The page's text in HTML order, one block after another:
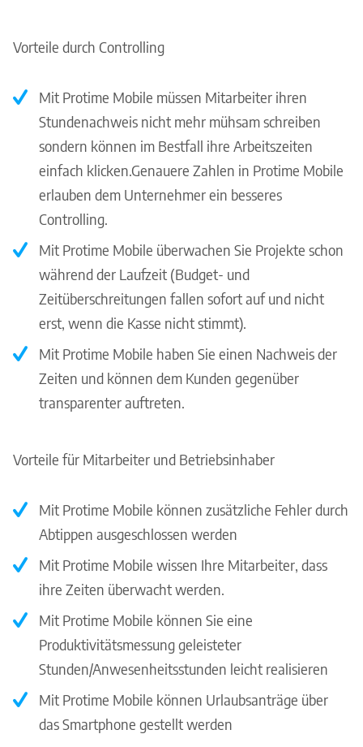
Vorteile durch Controlling
Mit Protime Mobile müssen Mitarbeiter ihren
Stundenachweis nicht mehr mühsam schreiben
sondern können im Bestfall ihre Arbeitszeiten
einfach klicken.Genauere Zahlen in Protime Mobile
erlauben dem Unternehmer ein besseres
Controlling.
Mit Protime Mobile überwachen Sie Projekte schon
während der Laufzeit (Budget- und
Zeitüberschreitungen fallen sofort auf und nicht
erst, wenn die Kasse nicht stimmt).
Mit Protime Mobile haben Sie einen Nachweis der
Zeiten und können dem Kunden gegenüber
transparenter auftreten.
Vorteile für Mitarbeiter und Betriebsinhaber
Mit Protime Mobile können zusätzliche Fehler durch
Abtippen ausgeschlossen werden
Mit Protime Mobile wissen Ihre Mitarbeiter, dass
ihre Zeiten überwacht werden.
Mit Protime Mobile können Sie eine
Produktivitätsmessung geleisteter
Stunden/Anwesenheitsstunden leicht realisieren
Mit Protime Mobile können Urlaubsanträge über
das Smartphone gestellt werden